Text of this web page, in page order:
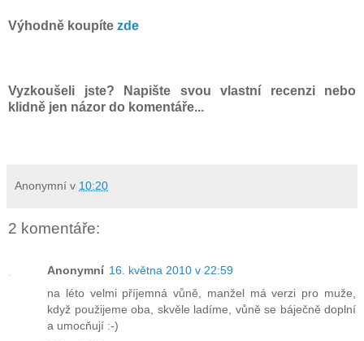
Výhodně koupíte zde
Vyzkoušeli jste? Napište svou vlastní recenzi nebo
klidně jen názor do komentáře...
Anonymní v 10:20
2 komentáře:
Anonymní 16. května 2010 v 22:59
na léto velmi příjemná vůně, manžel má verzi pro muže,
když použijeme oba, skvěle ladíme, vůně se báječně doplní
a umocňují :-)